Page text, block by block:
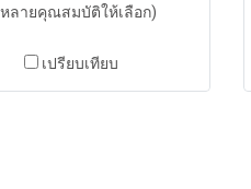
ลายคุณสมบัติให้เลือก)
เปรียบเทียบ